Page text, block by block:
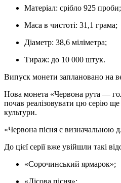
Матеріал: срібло 925 проби;
Маса в чистоті: 31,1 грама;
Діаметр: 38,6 міліметра;
Тираж: до 10 000 штук.
Випуск монети заплановано на
Нова монета «Червона рута —
почав реалізовувати цю серію ще
культури.
«Червона пісня є визначальною
До цієї серії вже увійшли такі
«Сорочинський ярмарок»;
«Лісова пісня»;